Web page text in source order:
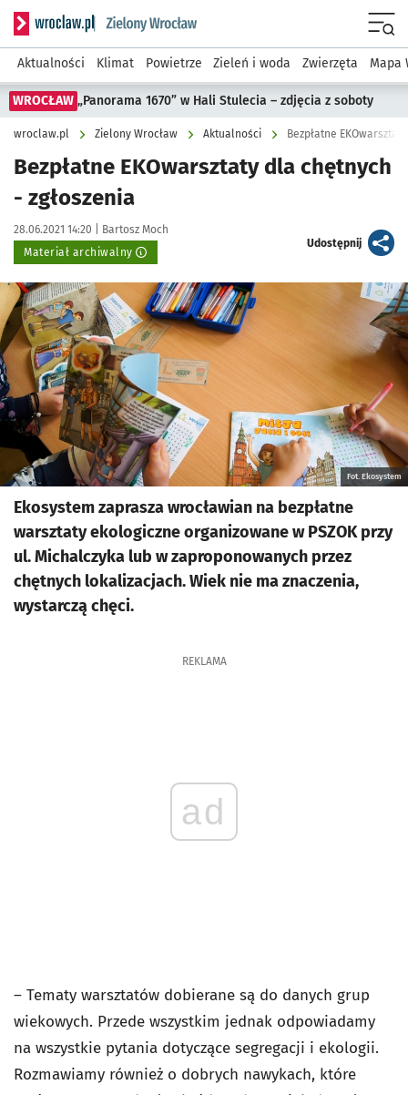
Serwis informacyjny wroclaw.pl podserwis: Środowisko we
Aktualności Klimat Powietrze Zieleń i woda Zwierzęta Mapa
WROCŁAW „Panorama 1670” w Hali Stulecia – zdjęcia z soboty
wroclaw.pl Zielony Wrocław Aktualności Bezpłatne
Bezpłatne EKOwarsztaty dla chętnych
- zgłoszenia
Data publikacji:
28.06.2021 14:20 | Autor:
Bartosz Moch
Materiał archiwalny
Udostępnijartykuł
Kliknij, aby powiększyć
Fot. Ekosystem
Ekosystem zaprasza wrocławian na bezpłatne
warsztaty ekologiczne organizowane w PSZOK przy
ul. Michalczyka lub w zaproponowanych przez
chętnych lokalizacjach. Wiek nie ma znaczenia,
wystarczą chęci.
REKLAMA
ad
– Tematy warsztatów dobierane są do danych grup
wiekowych. Przede wszystkim jednak odpowiadamy
na wszystkie pytania dotyczące segregacji i ekologii.
Rozmawiamy również o dobrych nawykach, które